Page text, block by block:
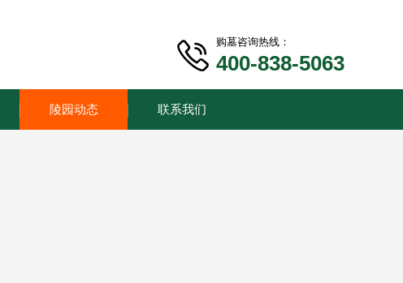
购墓咨询热线：
400-838-5063
陵园动态 联系我们